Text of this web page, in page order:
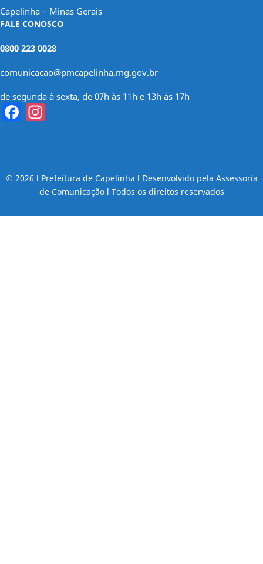
Capelinha – Minas Gerais
FALE CONOSCO
0800 223 0028
comunicacao@pmcapelinha.mg.gov.br
de segunda à sexta, de 07h às 11h e 13h às 17h
Facebook
© 2026 l Prefeitura de Capelinha l Desenvolvido pela Assessoria
de Comunicação l Todos os direitos reservados